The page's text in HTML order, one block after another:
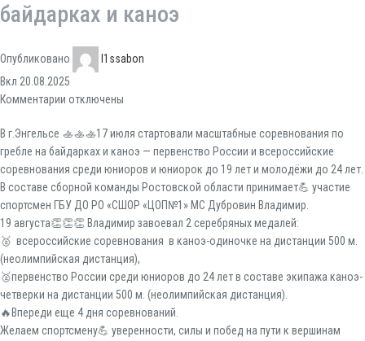
байдарках и каноэ
Опубликовано
l1ssabon
Вкл 20.08.2025
Комментарии отключены
В г.Энгельсе 🚣🚣🚣17 июля стартовали масштабные соревнования по
гребле на байдарках и каноэ — первенство России и всероссийские
соревнования среди юниоров и юниорок до 19 лет и молодёжи до 24 лет.
В составе сборной команды Ростовской области принимает💪 участие
спортсмен ГБУ ДО РО «СШОР «ЦОП№1» МС Дубровин Владимир.
19 августа👏👏👏 Владимир завоевал 2 серебряных медалей:
🥈 всероссийские соревнования в каноэ-одиночке на дистанции 500 м.
(неолимпийская дистанция),
🥈первенство России среди юниоров до 24 лет в составе экипажа каноэ-
четверки на дистанции 500 м. (неолимпийская дистанция).
🔥Впереди еще 4 дня соревнований.
Желаем спортсмену💪 уверенности, силы и побед на пути к вершинам